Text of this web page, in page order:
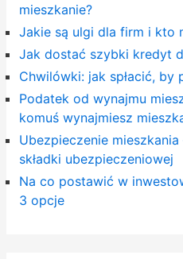
mieszkanie?
Jakie są ulgi dla firm i kto
Jak dostać szybki kredyt
Chwilówki: jak spłacić, by
Podatek od wynajmu
komuś wynajmiesz
Ubezpieczenie
składki ubezpieczeniowej
Na co postawić w
3 opcje